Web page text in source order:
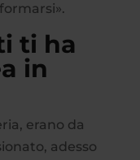
ti ha
in
erano da
adesso